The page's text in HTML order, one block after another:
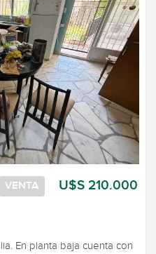
U$S 210.000
VENTA
En planta baja cuenta con